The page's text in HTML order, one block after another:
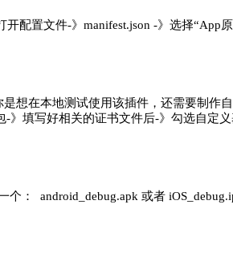
配置文件-》manifest.json -》选择“App
想在本地测试使用该插件，还需要制
填写好相关的证书文件后-》勾选自定义
： android_debug.apk 或者